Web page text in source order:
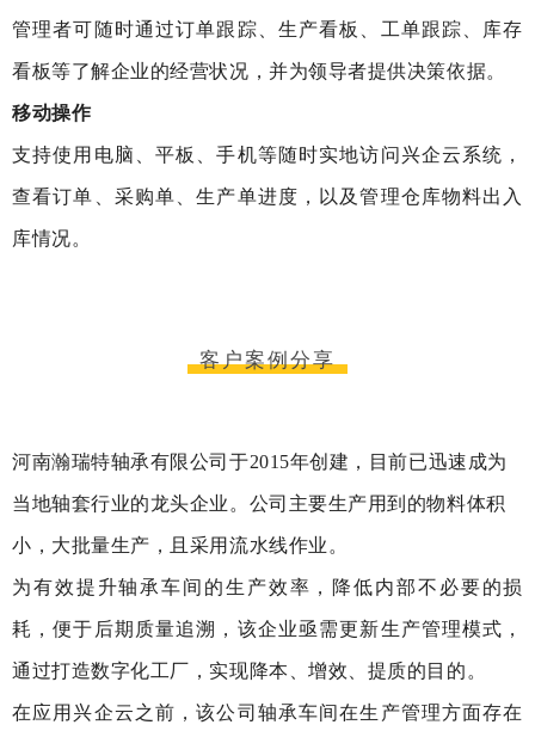
管理者可随时通过订单跟踪、生产看板、工单跟踪、库存
看板等了解企业的经营状况，并为领导者提供决策依据。
移动操作
支持使用电脑、平板、手机等随时实地访问兴企云系统，
查看订单、采购单、生产单进度，以及管理仓库物料出入
库情况。
客户案例分享
河南瀚瑞特轴承有限公司于2015年创建，目前已迅速成为
当地轴套行业的龙头企业。公司主要生产用到的物料体积
小，大批量生产，且采用流水线作业。
为有效提升轴承车间的生产效率，降低内部不必要的损
耗，便于后期质量追溯，该企业亟需更新生产管理模式，
通过打造数字化工厂，实现降本、增效、提质的目的。
在应用兴企云之前，该公司轴承车间在生产管理方面存在